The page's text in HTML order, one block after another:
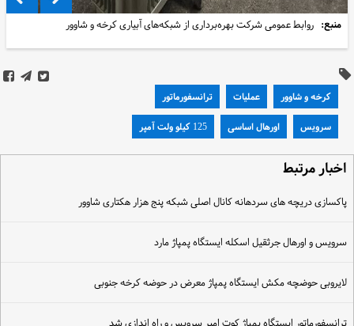
منبع: روابط عمومی شرکت بهره‌برداری از شبکه‌های آبیاری کرخه و شاوور
کرخه و شاوور عملیات ترانسفورماتور
سرویس اورهال اساسی 125 کیلو ولت آمپر
اخبار مرتبط
پاکسازی دریچه های سردهانه کانال اصلی شبکه پنج هزار هکتاری شاوور
سرویس و اورهال جرثقیل اسکله ایستگاه پمپاژ مارد
لایروبی حوضچه مکش ایستگاه پمپاژ معرض در حوضه کرخه جنوبی
ترانسفورماتور ایستگاه پمپاژ کوت امیر سرویس و راه اندازی شد